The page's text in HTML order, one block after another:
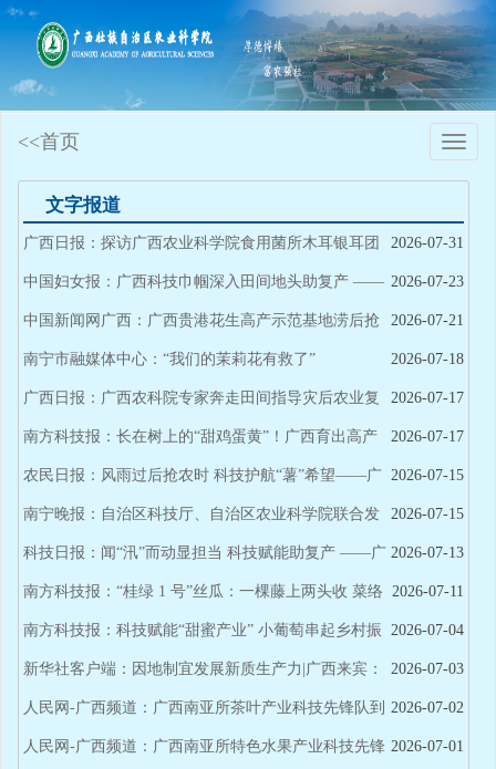
Toggle
<<首页
文字报道
2026-07-31
广西日报：探访广西农业科学院食用菌所木耳银耳团
队——从黑白之间，寻找五彩斑斓 2026-07-23
中国妇女报：广西科技巾帼深入田间地头助复产 ——
根在，“致富花”重新绽放的希望就在 2026-07-21
中国新闻网广西：广西贵港花生高产示范基地涝后抢
收增产 2026-07-18
南宁市融媒体中心：“我们的茉莉花有救了”
2026-07-17
广西日报：广西农科院专家奔走田间指导灾后农业复
产 “抢农时，希望农民能少些损失” 2026-07-17
南方科技报：长在树上的“甜鸡蛋黄”！广西育出高产
优质蛋黄果品种 2026-07-15
农民日报：风雨过后抢农时 科技护航“薯”希望——广
西薯类创新团队深入一线指导木薯、甘薯灾后恢复生产2026-07-15
南宁晚报：自治区科技厅、自治区农业科学院联合发
布茉莉花洪涝灾后复产技术 科学补救精心管护 静待茉莉再度飘
香
2026-07-13
科技日报：闻“汛”而动显担当 科技赋能助复产 ——广
西防汛救灾一线见闻 2026-07-11
南方科技报：“桂绿 1 号”丝瓜：一棵藤上两头收 菜络
两用促增收 2026-07-04
南方科技报：科技赋能“甜蜜产业” 小葡萄串起乡村振
兴梦 2026-07-03
新华社客户端：因地制宜发展新质生产力|广西来宾：
人工智能助力“一根甘蔗”撑起百亿产业 2026-07-02
人民网-广西频道：广西南亚所茶叶产业科技先锋队到
昭平县开展技术服务 2026-07-01
人民网-广西频道：广西南亚所特色水果产业科技先锋